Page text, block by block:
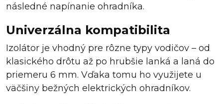
následné napínanie ohradníka.
Univerzálna kompatibilita
Izolátor je vhodný pre rôzne typy vodičov – od
klasického drôtu až po hrubšie lanká a laná do
priemeru 6 mm. Vďaka tomu ho využijete u
väčšiny bežných elektrických ohradníkov.